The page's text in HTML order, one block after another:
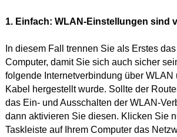
1. Einfach: WLAN-Einstellungen sind
In diesem Fall trennen Sie als Erstes
Computer, damit Sie sich auch sicher
folgende Internetverbindung über WLAN
Kabel hergestellt wurde. Sollte der
das Ein- und Ausschalten der WLAN-
dann aktivieren Sie diesen. Klicken Sie
Taskleiste auf Ihrem Computer das